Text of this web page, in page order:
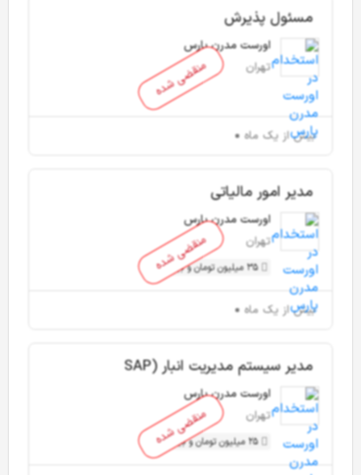
منقضی شده
مسئول پذیرش
اورست مدرن پارس
تهران
بیش از یک ماه
منقضی شده
مدیر امور مالیاتی
اورست مدرن پارس
تهران
35 میلیون تومان و بیشتر
بیش از یک ماه
منقضی شده
مدیر سیستم مدیریت انبار (SAP
EWM)
اورست مدرن پارس
تهران
25 میلیون تومان و بیشتر